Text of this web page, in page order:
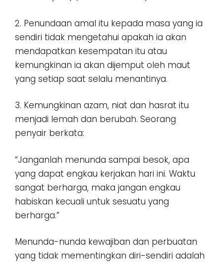
2. Penundaan amal itu kepada masa yang ia
sendiri tidak mengetahui apakah ia akan
mendapatkan kesempatan itu atau
kemungkinan ia akan dijemput oleh maut
yang setiap saat selalu menantinya.
3. Kemungkinan azam, niat dan hasrat itu
menjadi lemah dan berubah. Seorang
penyair berkata:
“Janganlah menunda sampai besok, apa
yang dapat engkau kerjakan hari ini. Waktu
sangat berharga, maka jangan engkau
habiskan kecuali untuk sesuatu yang
berharga.”
Menunda-nunda kewajiban dan perbuatan
yang tidak mementingkan diri-sendiri adalah